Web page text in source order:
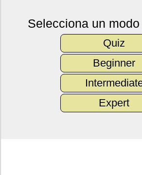
Selecciona un
Quiz
Beginner
Expert